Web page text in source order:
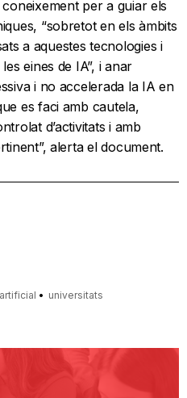
per a guiar els
“sobretot en els àmbits
a aquestes tecnologies i
eines de IA”, i anar
i no accelerada la IA en
es faci amb cautela,
d’activitats i amb
alerta el document.
universitats